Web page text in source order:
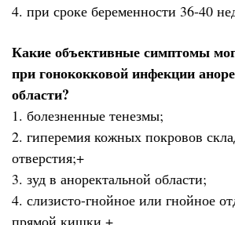
4. при сроке беременности 36-40
Какие объективные симптомы
при гонококковой инфекции
области?
1. болезненные тенезмы;
2. гиперемия кожных покровов
отверстия;+
3. зуд в аноректальной области;
4. слизисто-гнойное или гнойное
прямой кишки.+